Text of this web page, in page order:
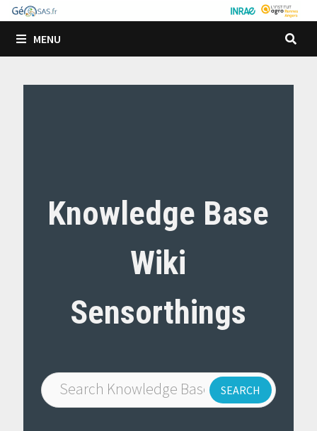
Passer
contenu
MENU
Knowledge Base
Wiki
Sensorthings